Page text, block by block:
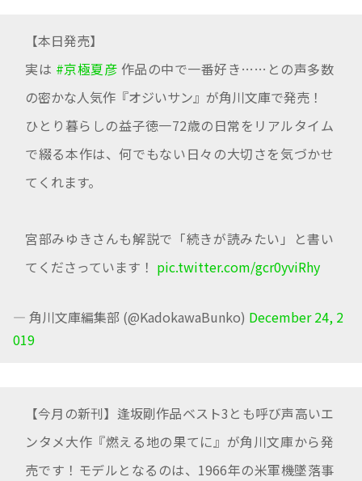
【本日発売】
実は #京極夏彦 作品の中で一番好き……との声多数
の密かな人気作『オジいサン』が角川文庫で発売！
ひとり暮らしの益子徳一72歳の日常をリアルタイム
で綴る本作は、何でもない日々の大切さを気づかせ
てくれます。
宮部みゆきさんも解説で「続きが読みたい」と書い
てくださっています！ pic.twitter.com/gcr0yviRhy
— 角川文庫編集部 (@KadokawaBunko) December 24, 2
019
【今月の新刊】逢坂剛作品ベスト3とも呼び声高いエ
ンタメ大作『燃える地の果てに』が角川文庫から発
売です！モデルとなるのは、1966年の米軍機墜落事